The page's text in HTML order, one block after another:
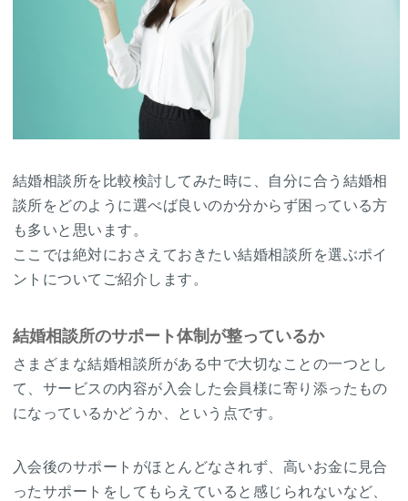
結婚相談所を比較検討してみた時に、自分に合う結婚相
談所をどのように選べば良いのか分からず困っている方
も多いと思います。
ここでは絶対におさえておきたい結婚相談所を選ぶポイ
ントについてご紹介します。
結婚相談所のサポート体制が整っているか
さまざまな結婚相談所がある中で大切なことの一つとし
て、サービスの内容が入会した会員様に寄り添ったもの
になっているかどうか、という点です。
入会後のサポートがほとんどなされず、高いお金に見合
ったサポートをしてもらえていると感じられないなど、